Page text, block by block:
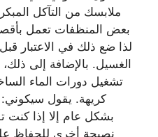
ملابسك من التآكل
بعض المنظفات تعمل
الغسيل. بالإضافة إلى
تشغيل دورات الماء
كريهة. يقول
بشكل عام إلا إذا كنت
نصيحة أخرى للحفاظ